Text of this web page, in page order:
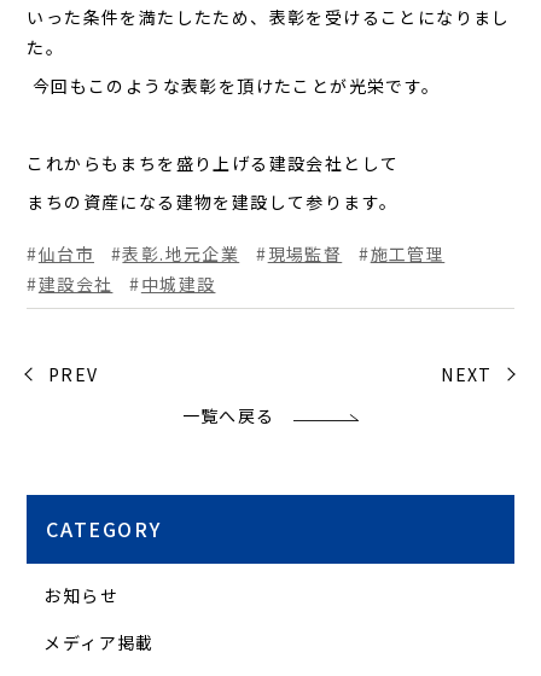
いった条件を満たしたため、表彰を受けることになりまし
た。
今回もこのような表彰を頂けたことが光栄です。
これからもまちを盛り上げる建設会社として
まちの資産になる建物を建設して参ります。
仙台市 表彰.地元企業 現場監督
施工管理
建設会社
中城建設
PREV
NEXT
一覧へ戻る
CATEGORY
お知らせ
メディア掲載